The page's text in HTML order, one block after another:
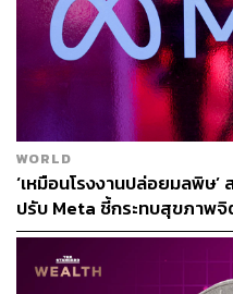
WORLD
‘เหมือนโรงงานปล่อยมลพิษ
ปรับ Meta ชี้กระทบสุขภาพ